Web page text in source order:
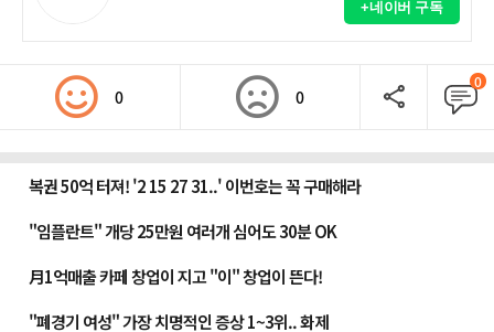
+네이버 구독
0 0
0